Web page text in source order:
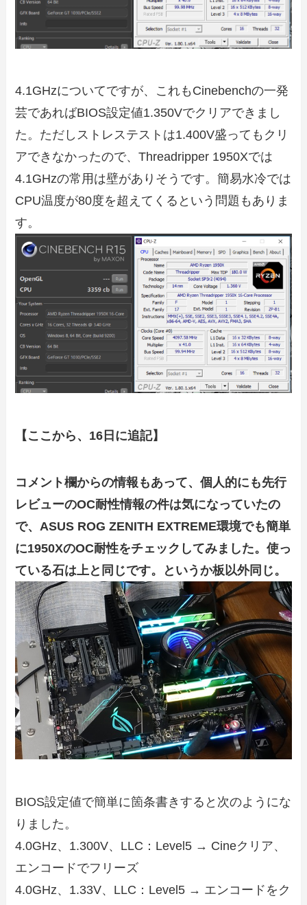
4.1GHzについてですが、これもCinebenchの一発
芸であればBIOS設定値1.350Vでクリアできまし
た。ただしストレステストは1.400V盛ってもクリ
アできなかったので、Threadripper 1950Xでは
4.1GHzの常用は壁がありそうです。簡易水冷では
CPU温度が80度を超えてくるという問題もありま
す。
【ここから、16日に追記】
コメント欄からの情報もあって、個人的にも先行
レビューのOC耐性情報の件は気になっていたの
で、 ASUS ROG ZENITH EXTREME環境でも簡単
に1950XのOC耐性をチェックしてみました。使っ
ている石は上と同じです。というか板以外同じ。
BIOS設定値で簡単に箇条書きすると次のようにな
りました。
4.0GHz、1.300V、LLC：Level5 → Cineクリア、
エンコードでフリーズ
4.0GHz、1.33V、LLC：Level5 → エンコードをク